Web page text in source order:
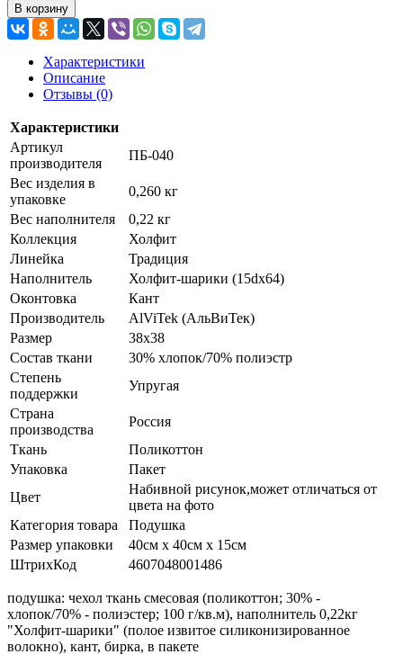
В корзину
Характеристики
Описание
Отзывы (0)
Характеристики
Артикул
производителя
ПБ-040
Вес изделия в
упаковке
0,260 кг
Вес наполнителя
0,22 кг
Коллекция
Холфит
Линейка
Традиция
Наполнитель
Холфит-шарики (15dх64)
Оконтовка
Кант
Производитель
AlViTek (АльВиТек)
Размер
38х38
Состав ткани
30% хлопок/70% полиэстр
Степень
поддержки
Упругая
Страна
производства
Россия
Ткань
Поликоттон
Упаковка
Пакет
Цвет
Набивной рисунок,может отличаться от
цвета на фото
Категория товара
Подушка
Размер упаковки
40см х 40см х 15см
ШтрихКод
4607048001486
подушка: чехол ткань смесовая (поликоттон; 30% -
хлопок/70% - полиэстер; 100 г/кв.м), наполнитель 0,22кг
"Холфит-шарики" (полое извитое силиконизированное
волокно), кант, бирка, в пакете